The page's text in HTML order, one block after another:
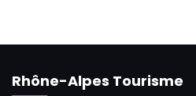
Rhône-Alpes Tourisme